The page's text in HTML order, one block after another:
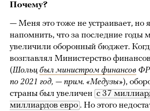
Почему?
— Меня это тоже не устраивает, но
напомнить, что за последние годы
увеличили оборонный бюджет.
возглавлял Министерство
(Шольц был министром финансов
по 2021 год, — прим. «Медузы»),
страны был увеличен с 37
миллиардов евро . Но этого